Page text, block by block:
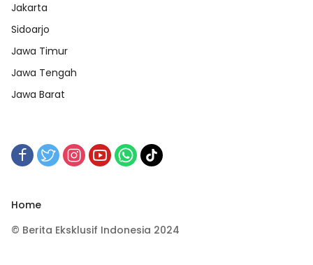
Jakarta
Sidoarjo
Jawa Timur
Jawa Tengah
Jawa Barat
Home
© Berita Eksklusif Indonesia 2024